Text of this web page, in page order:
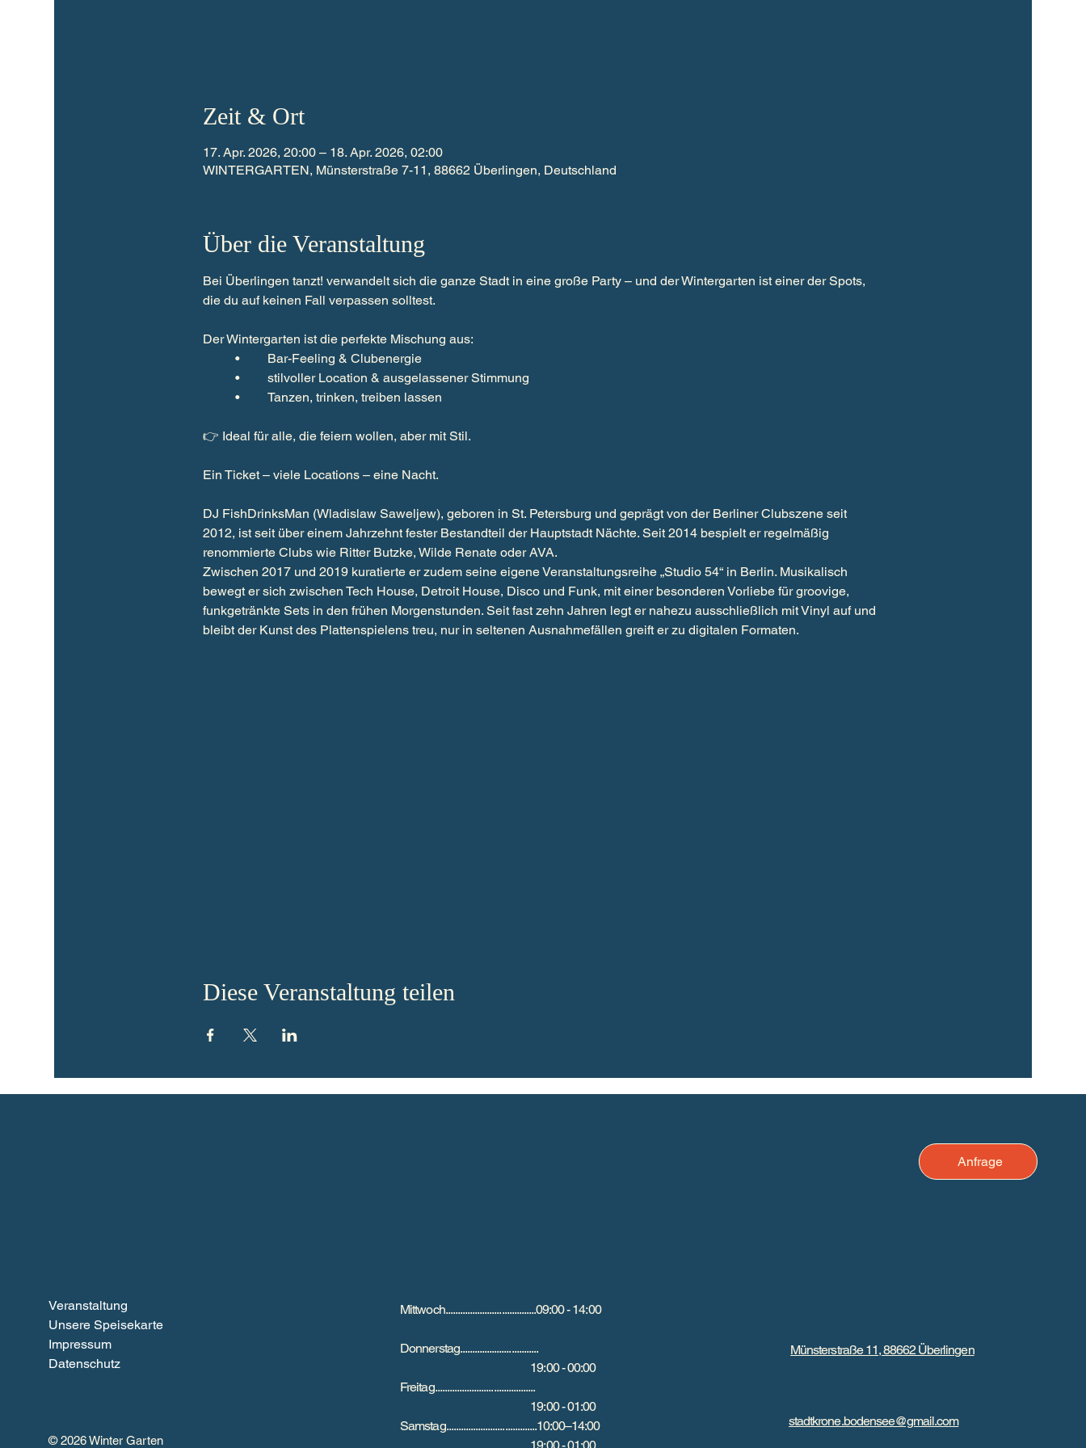
Zeit & Ort
17. Apr. 2026, 20:00 – 18. Apr. 2026, 02:00
WINTERGARTEN, Münsterstraße 7-11, 88662 Überlingen, Deutschland
Über die Veranstaltung
Bei Überlingen tanzt! verwandelt sich die ganze Stadt in eine große Party – und der Wintergarten ist einer der Spots,
die du auf keinen Fall verpassen solltest.
Der Wintergarten ist die perfekte Mischung aus:
	•	Bar-Feeling & Clubenergie
	•	stilvoller Location & ausgelassener Stimmung
	•	Tanzen, trinken, treiben lassen
👉 Ideal für alle, die feiern wollen, aber mit Stil.
Ein Ticket – viele Locations – eine Nacht.
DJ FishDrinksMan (Wladislaw Saweljew), geboren in St. Petersburg und geprägt von der Berliner Clubszene seit
2012, ist seit über einem Jahrzehnt fester Bestandteil der Hauptstadt Nächte. Seit 2014 bespielt er regelmäßig
renommierte Clubs wie Ritter Butzke, Wilde Renate oder AVA.
Zwischen 2017 und 2019 kuratierte er zudem seine eigene Veranstaltungsreihe „Studio 54“ in Berlin. Musikalisch
bewegt er sich zwischen Tech House, Detroit House, Disco und Funk, mit einer besonderen Vorliebe für groovige,
funkgetränkte Sets in den frühen Morgenstunden. Seit fast zehn Jahren legt er nahezu ausschließlich mit Vinyl auf und
bleibt der Kunst des Plattenspielens treu, nur in seltenen Ausnahmefällen greift er zu digitalen Formaten.
Diese Veranstaltung teilen
Anfrage
Veranstaltung
Unsere Speisekarte
Impressum
Datenschutz
© 2026 Winter Garten
Mittwoch.....................................09:00 - 14:00
Donnerstag................................
19:00 - 00:00
Freitag.........................................
19:00 - 01:00
Samstag.....................................10:00–14:00
Münsterstraße 11, 88662 Überlingen
stadtkrone.bodensee@gmail.com